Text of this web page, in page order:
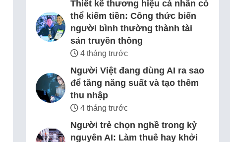
Thiết kế thương hiệu cá nhân có
thể kiếm tiền: Công thức biến
người bình thường thành tài
sản truyền thông
4 tháng trước
Người Việt đang dùng AI ra sao
để tăng năng suất và tạo thêm
thu nhập
4 tháng trước
Người trẻ chọn nghề trong kỷ
nguyên AI: Làm thuê hay khởi